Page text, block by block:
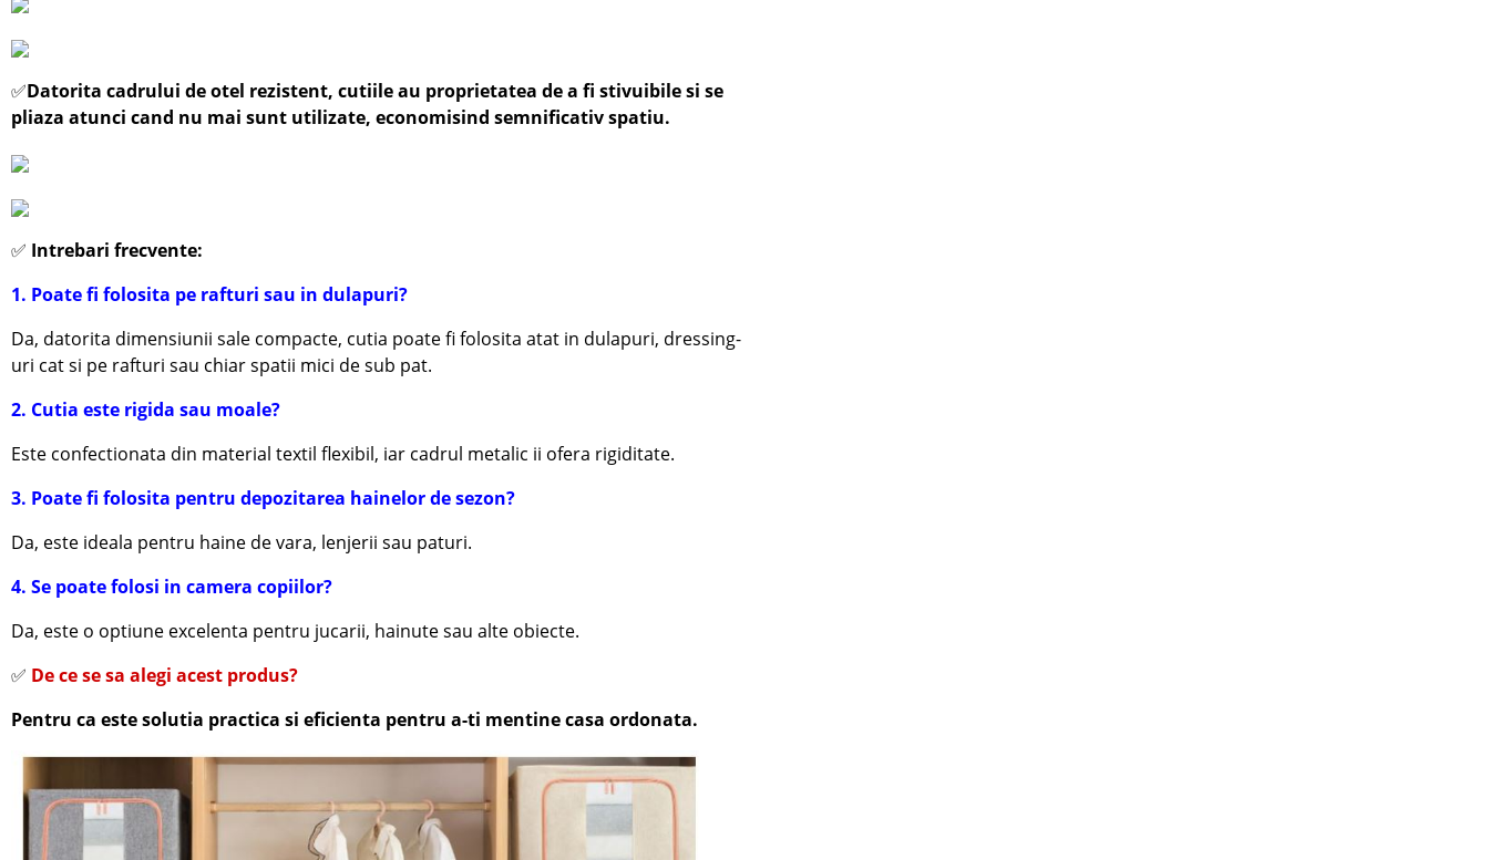
✅Datorita cadrului de otel rezistent, cutiile au proprietatea de a fi stivuibile si se
pliaza atunci cand nu mai sunt utilizate, economisind semnificativ spatiu.
✅ Intrebari frecvente:
1. Poate fi folosita pe rafturi sau in dulapuri?
Da, datorita dimensiunii sale compacte, cutia poate fi folosita atat in dulapuri, dressing-
uri cat si pe rafturi sau chiar spatii mici de sub pat.
2. Cutia este rigida sau moale?
Este confectionata din material textil flexibil, iar cadrul metalic ii ofera rigiditate.
3. Poate fi folosita pentru depozitarea hainelor de sezon?
Da, este ideala pentru haine de vara, lenjerii sau paturi.
4. Se poate folosi in camera copiilor?
Da, este o optiune excelenta pentru jucarii, hainute sau alte obiecte.
✅ De ce se sa alegi acest produs?
Pentru ca este solutia practica si eficienta pentru a-ti mentine casa ordonata.